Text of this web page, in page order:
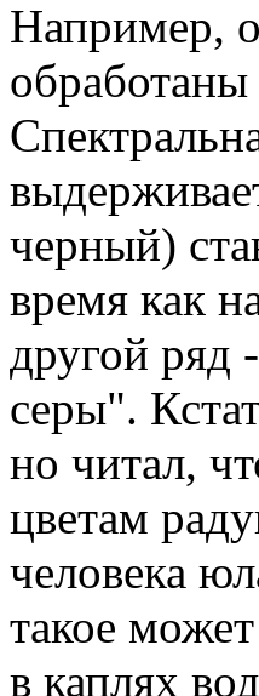
Например,
черный)
время как
другой ряд
серы".
но читал,
цветам
человека
такое
в каплях